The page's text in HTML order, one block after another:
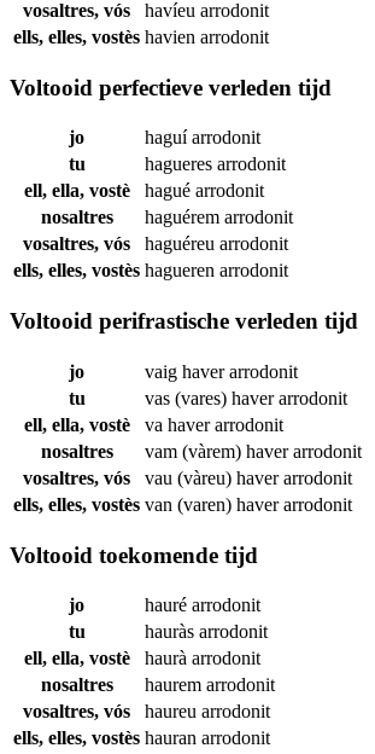
vosaltres, vós
havíeu arrodonit
ells, elles, vostès havien arrodonit
Voltooid perfectieve verleden tijd
jo haguíarrodonit
tu
hagueres arrodonit
ell, ella, vostè
hagué arrodonit
nosaltres
haguérem arrodonit
vosaltres, vós
haguéreu arrodonit
ells, elles, vostès hagueren arrodonit
Voltooid perifrastische verleden tijd
jo vaig haverarrodonit
tu
vas (vares) haverarrodonit
ell, ella, vostè
va haverarrodonit
nosaltres
vam (vàrem) haverarrodonit
vosaltres, vós
vau (vàreu) haverarrodonit
ells, elles, vostès van (varen) haverarrodonit
Voltooid toekomende tijd
jo hauré arrodonit
tu
hauràs arrodonit
ell, ella, vostè
haurà arrodonit
nosaltres
haurem arrodonit
vosaltres, vós
haureu arrodonit
ells, elles, vostès hauran arrodonit